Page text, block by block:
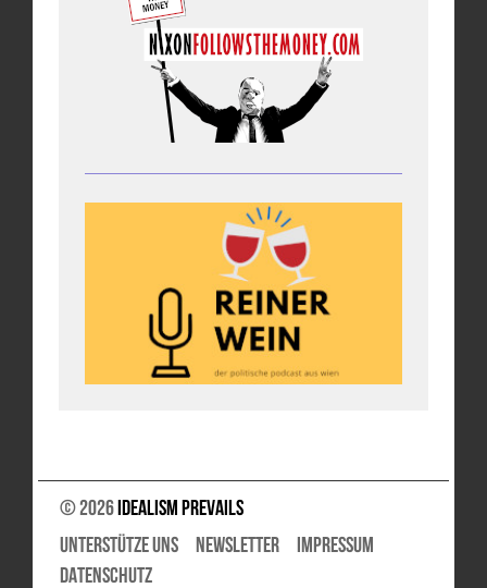
© 2026Idealism Prevails
UNTERSTÜTZE UNS
NEWSLETTER
IMPRESSUM
DATENSCHUTZ